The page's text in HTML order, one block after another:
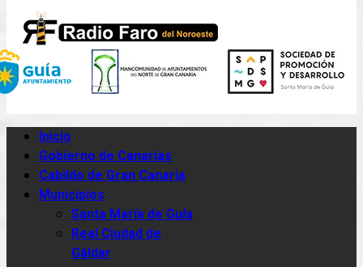
Inicio
Gobierno de Canarias
Cabildo de Gran Canaria
Municipios
Santa María de Guía
Real Ciudad de
Gáldar